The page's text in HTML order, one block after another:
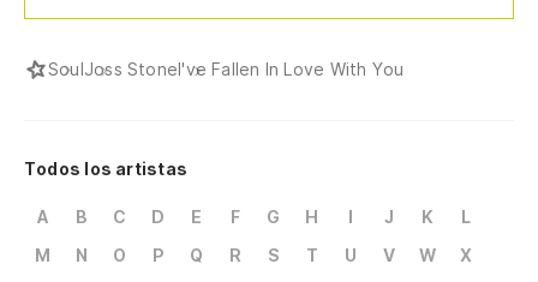
SoulJoss StoneI've Fallen In Love With You
Todos los artistas
A B C D E F G H I J K
L
M
N O P Q R S T U V W
X